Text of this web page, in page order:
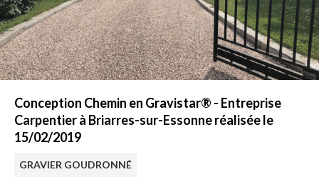
Conception Chemin en Gravistar® - Entreprise
Carpentier à Briarres-sur-Essonne réalisée le
15/02/2019
GRAVIER GOUDRONNÉ